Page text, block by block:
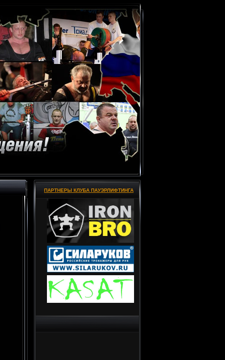
ПАРТНЕРЫ КЛУБА ПАУЭРЛИФТИНГА